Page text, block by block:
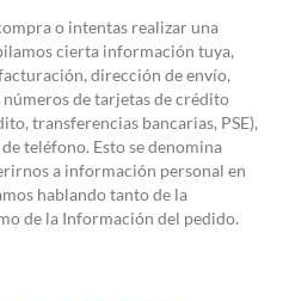
o intentas realizar una
cierta información tuya,
dirección de envío,
de tarjetas de crédito
transferencias bancarias, PSE),
teléfono. Esto se denomina
a información personal en
hablando tanto de la
de la Información del pedido.